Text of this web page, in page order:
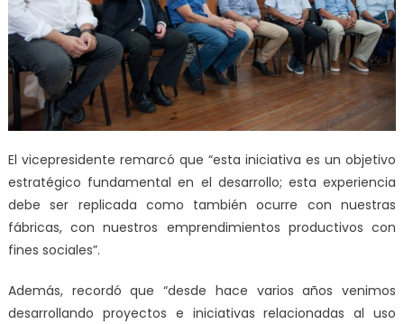
El vicepresidente remarcó que “esta iniciativa es un objetivo
estratégico fundamental en el desarrollo; esta experiencia
debe ser replicada como también ocurre con nuestras
fábricas, con nuestros emprendimientos productivos con
fines sociales”.
Además, recordó que “desde hace varios años venimos
desarrollando proyectos e iniciativas relacionadas al uso